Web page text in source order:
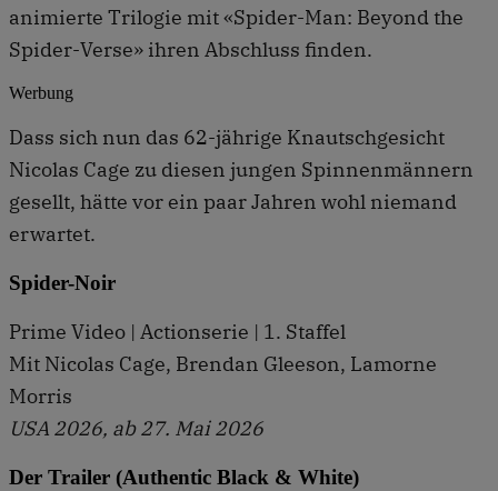
animierte Trilogie mit «Spider-Man: Beyond the
Spider-Verse» ihren Abschluss finden.
Werbung
Dass sich nun das 62-jährige Knautschgesicht
Nicolas Cage zu diesen jungen Spinnenmännern
gesellt, hätte vor ein paar Jahren wohl niemand
erwartet.
Spider-Noir
Prime Video | Actionserie | 1. Staffel
Mit Nicolas Cage, Brendan Gleeson, Lamorne
Morris
USA 2026, ab 27. Mai 2026
Der Trailer (Authentic Black & White)